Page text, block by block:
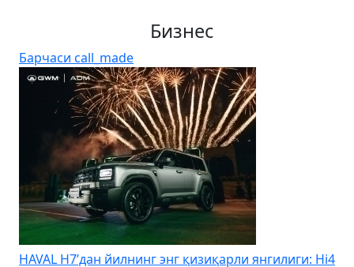
Бизнес
Барчаси call_made
HAVAL H7’дан йилнинг энг қизиқарли янгилиги: Hi4